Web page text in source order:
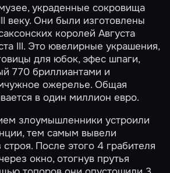
украденные сокровища
веку. Они были изготовлены
королей Августа
III. Это ювелирные украшения,
для юбок, эфес шпаги,
770 бриллиантами и
ожерелье. Общая
в один миллион евро.
злоумышленники устроили
тем самым вывели
После этого 4 грабителя
окно, отогнув прутья